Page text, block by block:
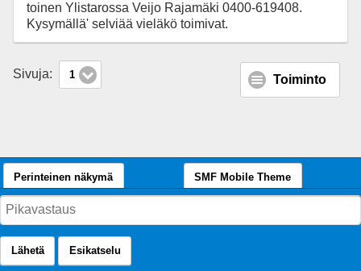
toinen Ylistarossa Veijo Rajamäki 0400-619408.
Kysymällä' selviää vieläkö toimivat.
Sivuja: 1 Toiminto
Lähetä Esikatselu
Perinteinen näkymä SMF Mobile Theme